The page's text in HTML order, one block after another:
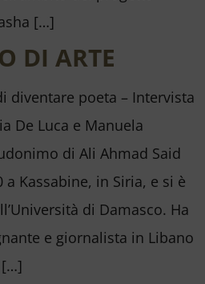
[…]
DI ARTE
diventare poeta – Intervista
De Luca e Manuela
di Ali Ahmad Said
a Kassabine, in Siria, e si è
di Damasco. Ha
e giornalista in Libano
[…]